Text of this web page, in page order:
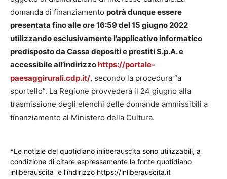
domanda di finanziamento potrà dunque essere
presentata fino alle ore 16:59 del 15 giugno 2022
utilizzando esclusivamente l’applicativo informatico
predisposto da Cassa depositi e prestiti S.p.A. e
accessibile all’indirizzohttps://portale-
paesaggirurali.cdp.it/, secondo la procedura “a
sportello”. La Regione provvederà il 24 giugno alla
trasmissione degli elenchi delle domande ammissibili a
finanziamento al Ministero della Cultura.
*Le notizie del quotidiano inliberauscita sono utilizzabili, a
condizione di citare espressamente la fonte quotidiano
inliberauscita e l’indirizzo https://inliberauscita.it